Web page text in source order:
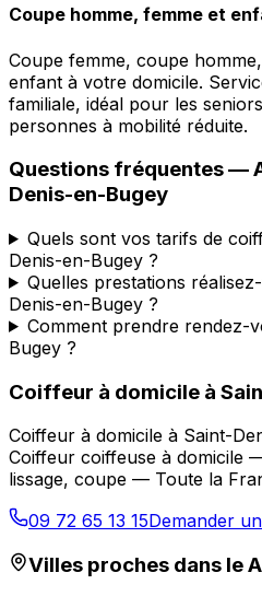
Coupe homme, femme et
Coupe femme, coupe
enfant à votre domicile.
familiale, idéal pour les
personnes à mobilité réduite.
Questions fréquentes —
Denis-en-Bugey
Quels sont vos tarifs de
Denis-en-Bugey ?
Quelles prestations
Denis-en-Bugey ?
Comment prendre rendez-
Bugey ?
Coiffeur à domicile à
Coiffeur à domicile à Saint-
Coiffeur coiffeuse à domicile
lissage, coupe — Toute la
09 72 65 13 15Demander
Villes proches dans le